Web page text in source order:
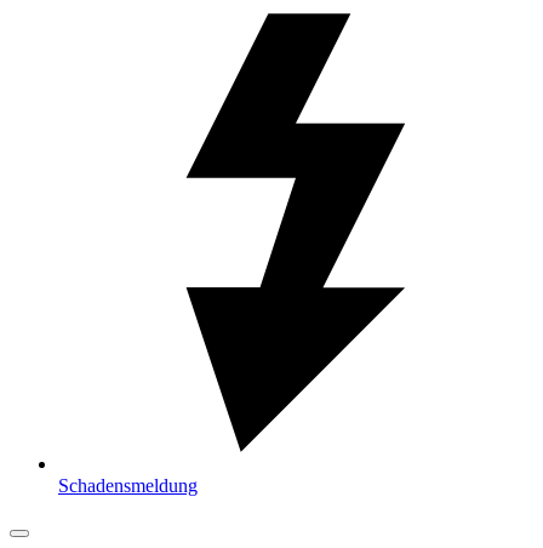
Schadensmeldung